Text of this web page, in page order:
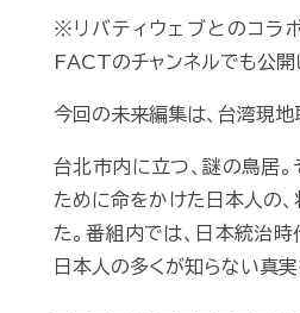
※リバティウェブとのコラ
FACTのチャンネルでも公開
今回の未来編集は、台湾現地
台北市内に立つ、謎の鳥居
ために命をかけた日本人の
た。番組内では、日本統治時
日本人の多くが知らない真実